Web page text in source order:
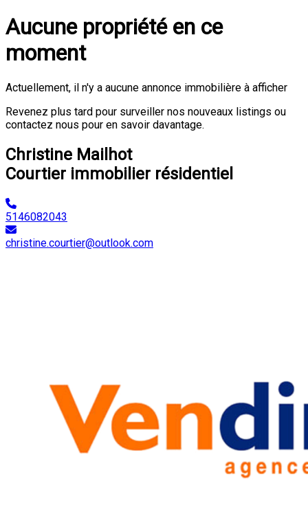
Aucune propriété en ce
moment
Actuellement, il n'y a aucune annonce immobilière à afficher
Revenez plus tard pour surveiller nos nouveaux listings ou
contactez nous pour en savoir davantage.
Christine Mailhot
Courtier immobilier résidentiel
5146082043
christine.courtier@outlook.com